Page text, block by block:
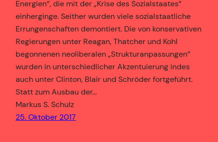
Energien“, die mit der „Krise des Sozialstaates“
einherginge. Seither wurden viele sozialstaatliche
Errungenschaften demontiert. Die von konservativen
Regierungen unter Reagan, Thatcher und Kohl
begonnenen neoliberalen „Strukturanpassungen“
wurden in unterschiedlicher Akzentuierung indes
auch unter Clinton, Blair und Schröder fortgeführt.
Statt zum Ausbau der…
Markus S. Schulz
25. Oktober 2017